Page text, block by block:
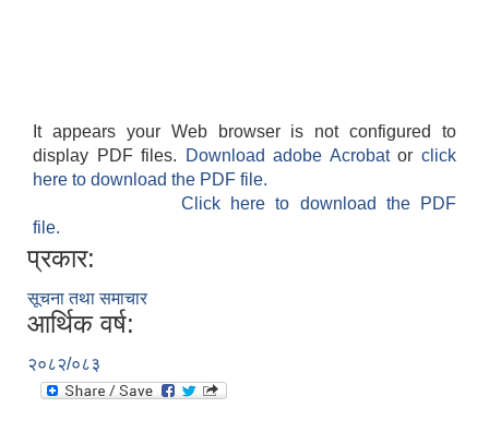
It appears your Web browser is not configured to
display PDF files.
Download adobe Acrobatorclick
here to download the PDF file.
Click here to download the PDF
file.
प्रकार:
सूचना तथा समाचार
आर्थिक वर्ष:
२०८२/०८३